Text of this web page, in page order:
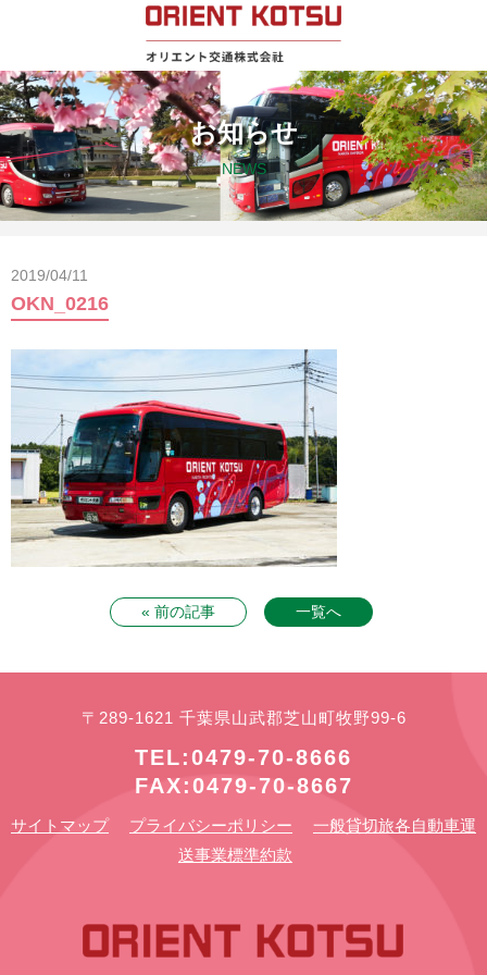
お知らせ
NEWS
2019/04/11
OKN_0216
« 前の記事 一覧へ
〒289-1621 千葉県山武郡芝山町牧野99-6
TEL:0479-70-8666
FAX:0479-70-8667
サイトマップ プライバシーポリシー
一般貸切旅各自動車運
送事業標準約款